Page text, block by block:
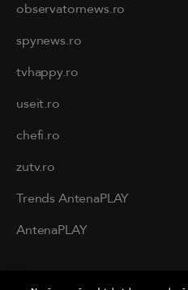
observatornews.ro
spynews.ro
tvhappy.ro
useit.ro
chefi.ro
zutv.ro
Trends AntenaPLAY
AntenaPLAY